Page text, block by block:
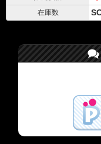
在庫数